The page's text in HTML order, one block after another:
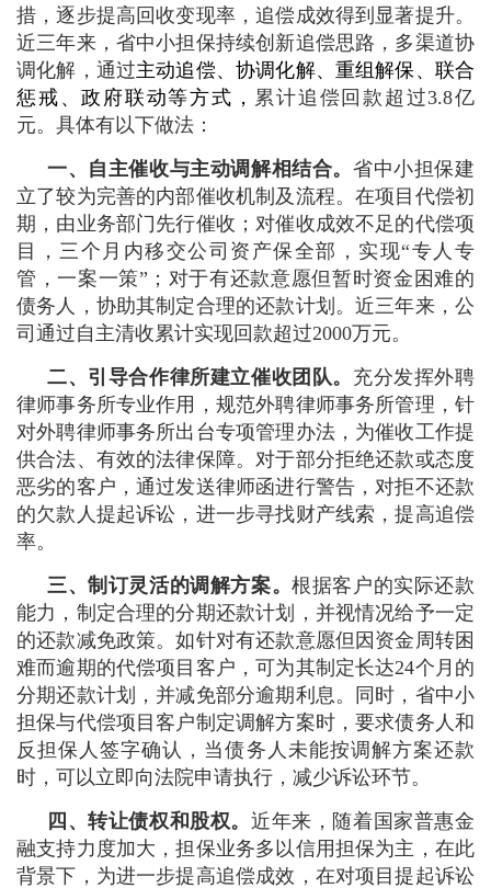
措，逐步提高回收变现率，追偿成效得到显著提升。
近三年来，省中小担保持续创新追偿思路，多渠道协
调化解，通过主动追偿、协调化解、重组解保、联合
惩戒、政府联动等方式， 累计追偿回款超过3.8亿
元。具体有以下做法：
一、自主催收与主动调解相结合。 省中小担保建
立了较为完善的内部催收机制及流程。在项目代偿初
期，由业务部门先行催收；对催收成效不足的代偿项
目，三个月内移交公司资产保全部，实现“专人专
管，一案一策”；对于有还款意愿但暂时资金困难的
债务人，协助其制定合理的还款计划。近三年来，公
司通过自主清收累计实现回款超过2000万元。
二、引导合作律所建立催收团队。 充分发挥外聘
律师事务所专业作用，规范外聘律师事务所管理，针
对外聘律师事务所出台专项管理办法，为催收工作提
供合法、有效的法律保障。对于部分拒绝还款或态度
恶劣的客户，通过发送律师函进行警告，对拒不还款
的欠款人提起诉讼，进一步寻找财产线索，提高追偿
率。
三、制订灵活的调解方案。根据客户的实际还款
能力，制定合理的分期还款计划，并视情况给予一定
的还款减免政策。如针对有还款意愿但因资金周转困
难而逾期的代偿项目客户，可为其制定长达24个月的
分期还款计划，并减免部分逾期利息。同时，省中小
担保与代偿项目客户制定调解方案时，要求债务人和
反担保人签字确认，当债务人未能按调解方案还款
时，可以立即向法院申请执行，减少诉讼环节。
四、转让债权和股权。 近年来，随着国家普惠金
融支持力度加大，担保业务多以信用担保为主，在此
背景下，为进一步提高追偿成效，在对项目提起诉讼